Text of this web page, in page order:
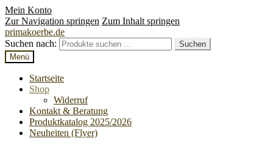
Mein Konto
Zur Navigation springen Zum Inhalt springen
primakoerbe.de
Suchen nach:
Suchen
Menü
Startseite
Shop
Widerruf
Kontakt & Beratung
Produktkatalog 2025/2026
Neuheiten (Flyer)